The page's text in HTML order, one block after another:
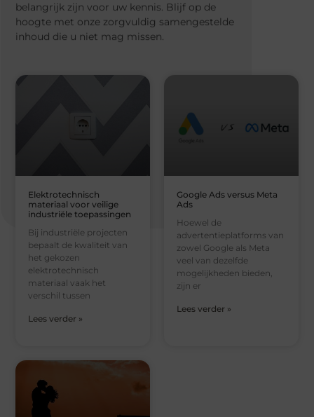
belangrijk zijn voor uw kennis. Blijf op de
hoogte met onze zorgvuldig samengestelde
inhoud die u niet mag missen.
Elektrotechnisch
materiaal voor veilige
industriële toepassingen
Bij industriële projecten
bepaalt de kwaliteit van
het gekozen
elektrotechnisch
materiaal vaak het
verschil tussen
Lees verder »
Google Ads versus Meta
Ads
Hoewel de
advertentieplatforms van
zowel Google als Meta
veel van dezelfde
mogelijkheden bieden,
zijn er
Lees verder »